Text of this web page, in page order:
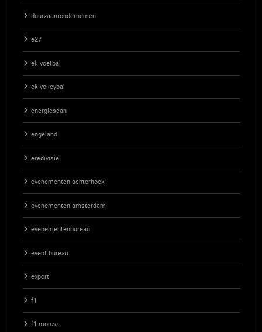
duurzaamondernemen
e27
ek voetbal
ek volleybal
energiescan
engeland
eredivisie
evenementen achterhoek
evenementen amsterdam
evenementenbureau
event bureau
export
f1
f1 monza